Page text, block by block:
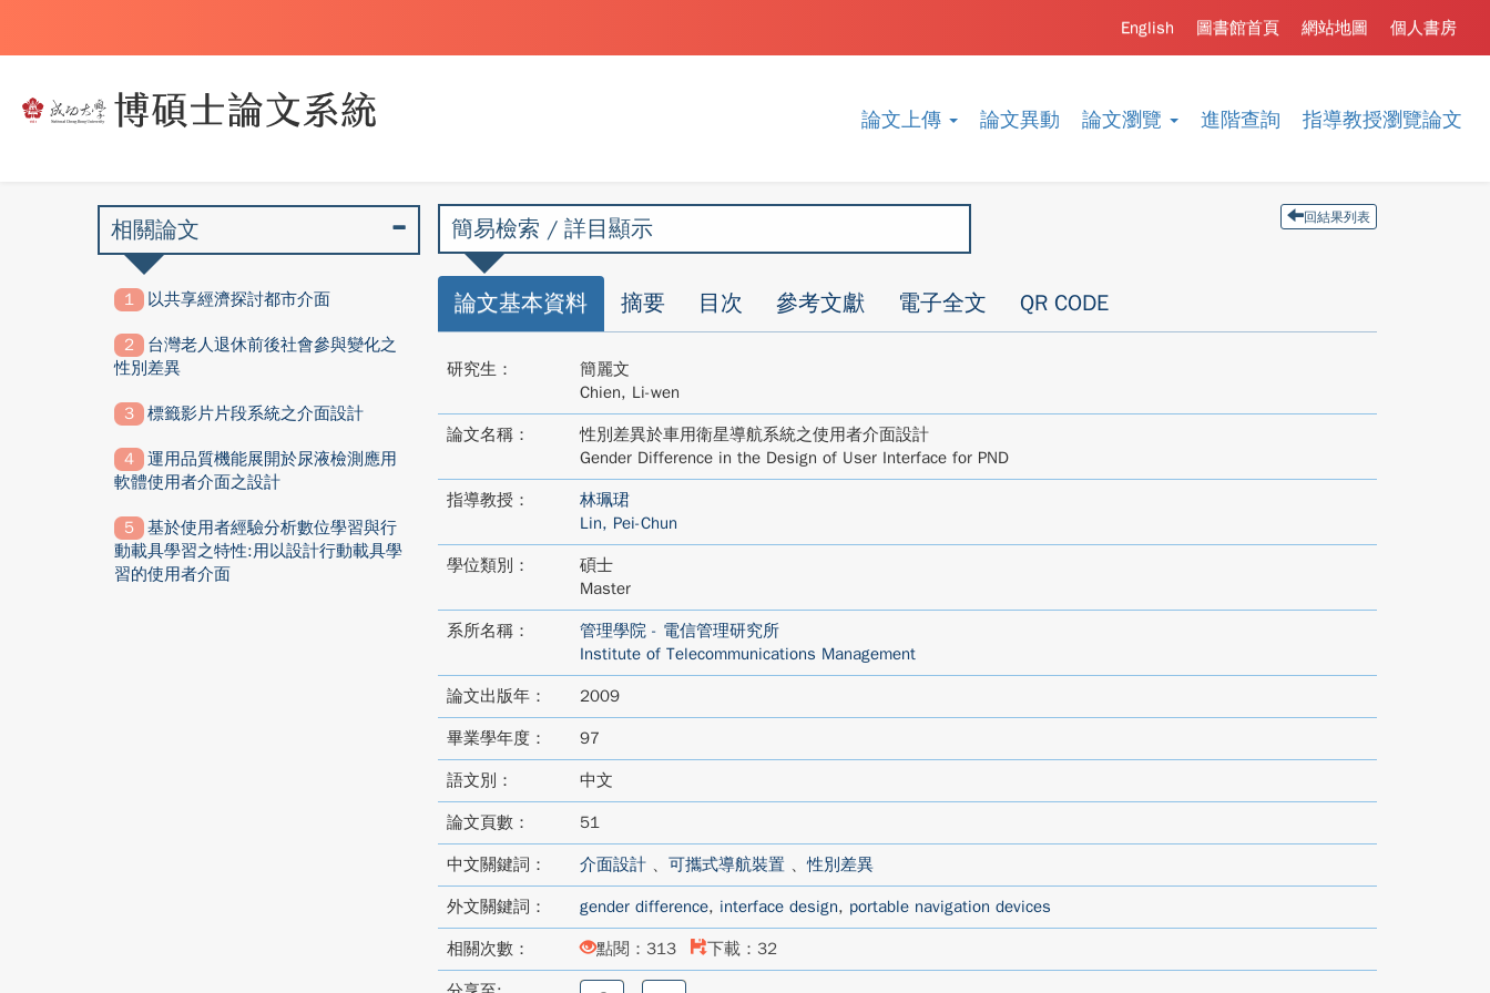
論文上傳 論文異動 論文瀏覽 進階查詢 指導教授瀏覽論文
個人書房
網站地圖
圖書館首頁
English
簡易檢索 / 詳目顯示 回結果列表
論文基本資料 摘要 目次 參考文獻 電子全文 QR CODE
研究生：
簡麗文
Chien, Li-wen
論文名稱：
性別差異於車用衛星導航系統之使用者介面設計
Gender Difference in the Design of User Interface for PND
指導教授：
林珮珺
Lin, Pei-Chun
學位類別：
碩士
Master
系所名稱：
管理學院 - 電信管理研究所
Institute of Telecommunications Management
論文出版年： 2009
畢業學年度： 97
語文別： 中文
論文頁數： 51
中文關鍵詞： 介面設計、 可攜式導航裝置、性別差異
外文關鍵詞： gender difference, interface design, portable navigation devices
相關次數： 點閱：313 下載：32
相關論文
以共享經濟探討都市介面
台灣老人退休前後社會參與變化之
性別差異
標籤影片片段系統之介面設計
運用品質機能展開於尿液檢測應用
軟體使用者介面之設計
基於使用者經驗分析數位學習與行
動載具學習之特性:用以設計行動載具學
習的使用者介面